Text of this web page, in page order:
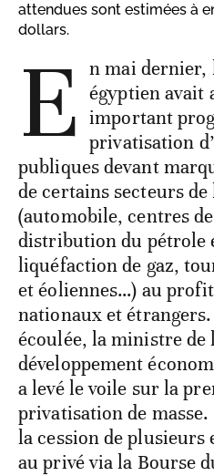
attendues sont estimées à
dollars.
E n mai dernier,
égyptien avait
important
privatisation
publiques devant
de certains secteurs de
(automobile, centres
distribution du pétrole
liquéfaction de gaz,
et éoliennes…) au
nationaux et
écoulée, la ministre
développement
a levé le voile sur la
privatisation de
la cession de
au privé via la Bourse